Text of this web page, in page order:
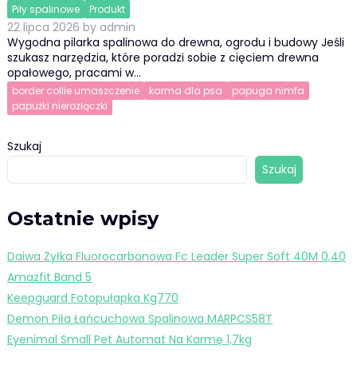
Piły spalinowe Produkt
22 lipca 2026 by admin
Wygodna pilarka spalinowa do drewna, ogrodu i budowy Jeśli
szukasz narzędzia, które poradzi sobie z cięciem drewna
opałowego, pracami w…
border collie umaszczenie karma dla psa
papuga nimfa
papużki nierozłączki
Szukaj
Szukaj
Ostatnie wpisy
Daiwa Żyłka Fluorocarbonowa Fc Leader Super Soft 40M 0,40
Amazfit Band 5
Keepguard Fotopułapka Kg770
Demon Piła Łańcuchowa Spalinowa MARPCS58T
Eyenimal Small Pet Automat Na Karmę 1,7kg